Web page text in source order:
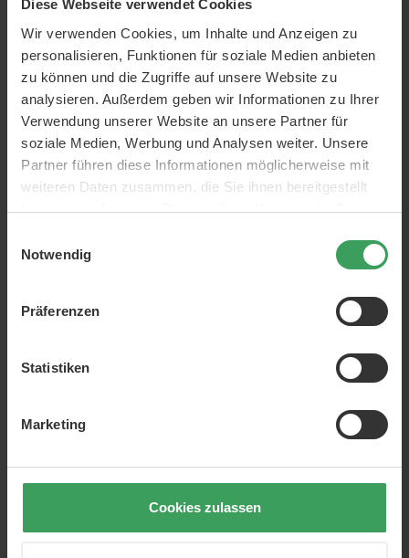
Diese Webseite verwendet Cookies
Wir verwenden Cookies, um Inhalte und Anzeigen zu
personalisieren, Funktionen für soziale Medien anbieten
zu können und die Zugriffe auf unsere Website zu
analysieren. Außerdem geben wir Informationen zu Ihrer
Verwendung unserer Website an unsere Partner für
soziale Medien, Werbung und Analysen weiter. Unsere
Partner führen diese Informationen möglicherweise mit
weiteren Daten zusammen, die Sie ihnen bereitgestellt
haben oder die sie im Rahmen Ihrer Nutzung der Dienste
Notwendig
Präferenzen
Statistiken
Marketing
Cookies zulassen
Wimpernfarbe Augenbrauenfarbe
lift
Marken:
RefectoCil
150 ml
ÜBER DAS PRODUKT
Reinigende Salzwasserlösung vor dem Färben von
Wimpern und Augenbrauen.
oder Augenbrauenfarbe verwendet werden. Wenn Sie
Ihre Wimpern mit Make-up-Entferner reinigen, kann der
Augenlidern hinterlassen.
Ihre Wimpern oder Brauen vor, damit Sie das Beste aus
Ihrer Farbbehandlung herausholen können.
Reinigen Sie Ihre Wimpern zuerst mit normalem Make-
Unsere Übersetzer sind im Moment sehr beschäftigt. So